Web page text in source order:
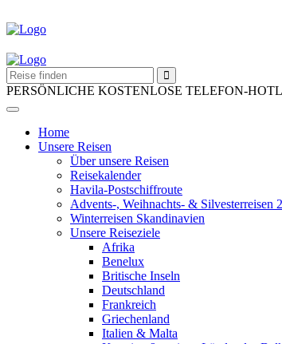
PERSÖNLICHE KOSTENLOSE TELEFON-
Home
Unsere Reisen
Über unsere Reisen
Reisekalender
Havila-Postschiffroute
Advents-, Weihnachts- & Silvesterreisen
Winterreisen Skandinavien
Unsere Reiseziele
Afrika
Benelux
Britische Inseln
Deutschland
Frankreich
Griechenland
Italien & Malta